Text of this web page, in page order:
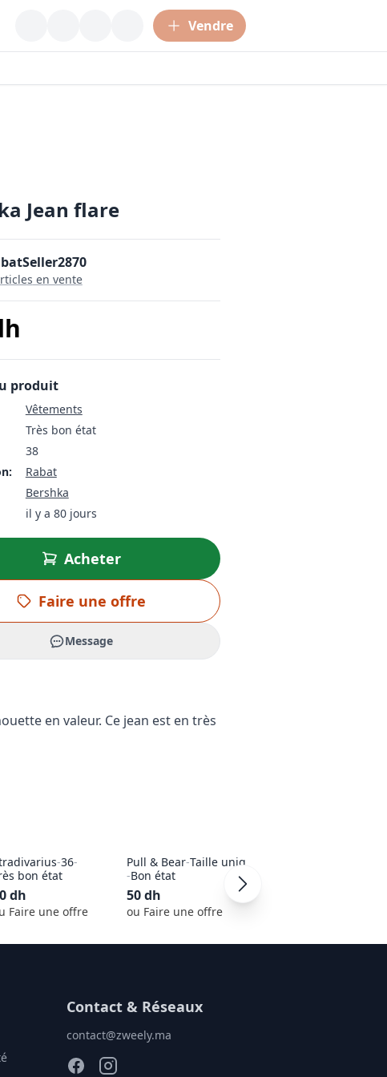
Vendre
Jean flare
s en vente
produit
Vêtements
Très bon état
38
Rabat
Bershka
il y a 80 jours
Acheter
Faire une offre
Message
en valeur. Ce jean est en très
-36-
bon état
dh
Faire une offre
Pull & Bear-Taille unique
-Bon état
50dh
ou Faire une offre
Contact & Réseaux
contact@zweely.ma